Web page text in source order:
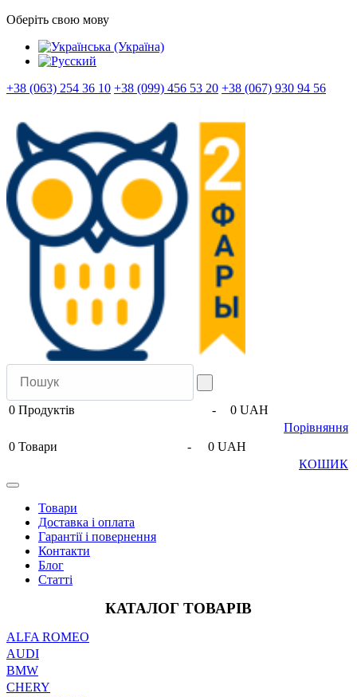
Оберіть свою мову
+38 (063) 254 36 10 +38 (099) 456 53 20 +38 (067) 930 94 56
0 Продуктів -
0 UAH
Порівняння
0 Товари -
0 UAH
КОШИК
Товари
Доставка і оплата
Гарантії і повернення
Контакти
Блог
Статті
КАТАЛОГ ТОВАРІВ
ALFA ROMEO
AUDI
BMW
CHERY